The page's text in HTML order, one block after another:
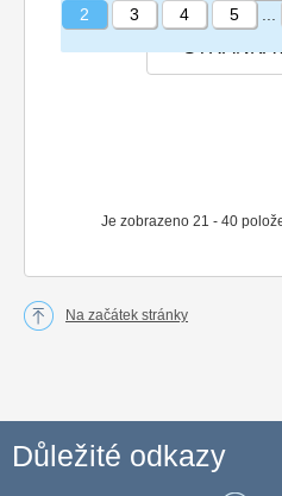
Je zobrazeno 21 - 40
2
3 4 5
Na začátek stránky
Důležité odkazy